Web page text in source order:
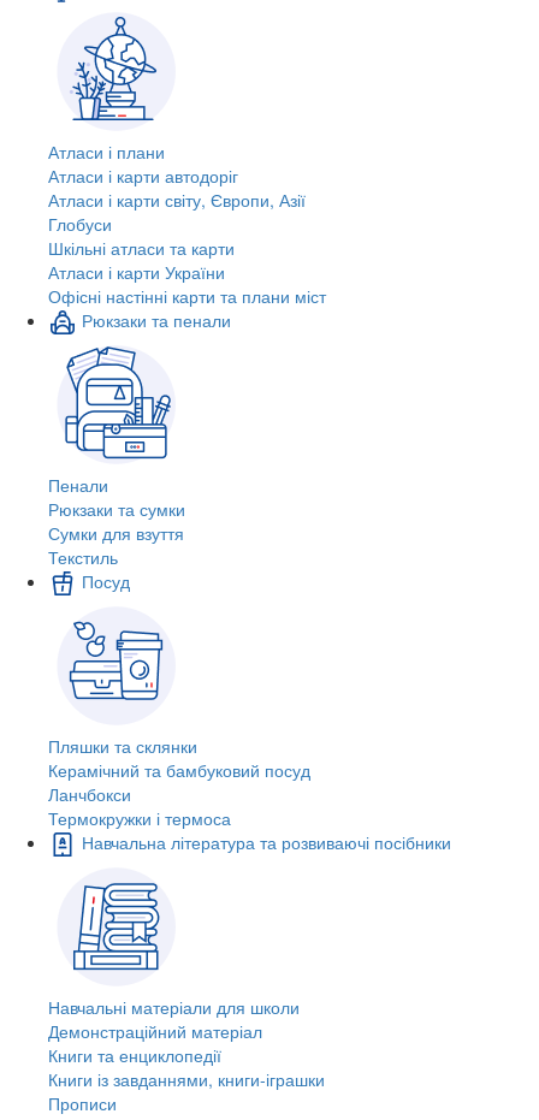
Атласи і плани
Атласи і карти автодоріг
Атласи і карти світу, Європи, Азії
Глобуси
Шкільні атласи та карти
Атласи і карти України
Офісні настінні карти та плани міст
Рюкзаки та пенали
Пенали
Рюкзаки та сумки
Сумки для взуття
Текстиль
Посуд
Пляшки та склянки
Керамічний та бамбуковий посуд
Ланчбокси
Термокружки і термоса
Навчальна література та розвиваючі посібники
Навчальні матеріали для школи
Демонстраційний матеріал
Книги та енциклопедії
Книги із завданнями, книги-іграшки
Прописи